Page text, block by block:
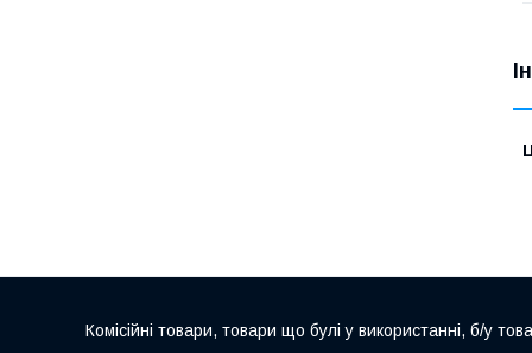
Комісійні товари, товари що булі у використанні, б/у